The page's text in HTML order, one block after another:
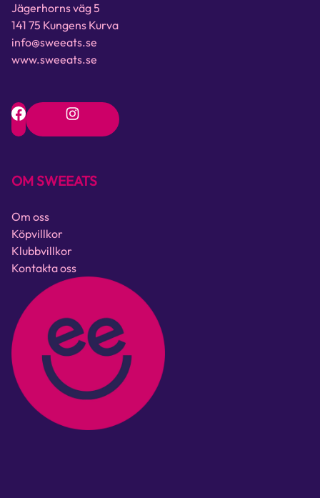
Jägerhorns väg 5
141 75 Kungens Kurva
info@sweeats.se
www.sweeats.se
OM SWEEATS
Om oss
Köpvillkor
Klubbvillkor
Kontakta oss